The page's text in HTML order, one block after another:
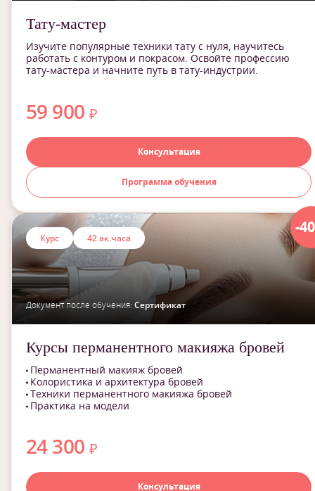
Тату-мастер
Изучите популярные техники тату с нуля, научитесь
работать с контуром и покрасом. Освойте профессию
тату-мастера и начните путь в тату-индустрии.
59 900₽
Консультация
Программа обучения
-
Курс 42 ак.часа
Документ после обучения: Сертификат
Курсы перманентного макияжа бровей
Перманентный макияж бровей
Колористика и архитектура бровей
Техники перманентного макияжа бровей
Практика на модели
24 300₽
Консультация